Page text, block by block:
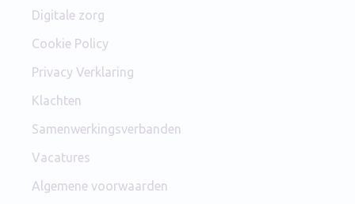
Digitale zorg
Cookie Policy
Privacy Verklaring
Klachten
Samenwerkingsverbanden
Vacatures
Algemene voorwaarden